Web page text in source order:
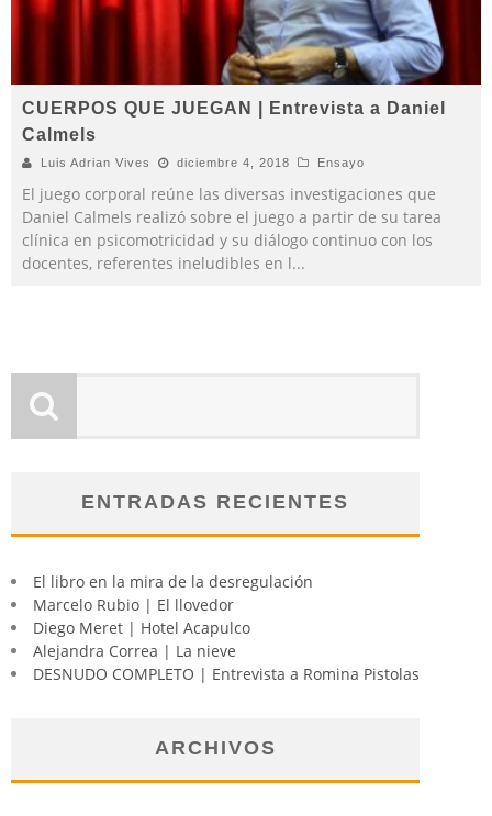
CUERPOS QUE JUEGAN | Entrevista a Daniel
Calmels
Luis Adrian Vives diciembre 4, 2018 Ensayo
El juego corporal reúne las diversas investigaciones que
Daniel Calmels realizó sobre el juego a partir de su tarea
clínica en psicomotricidad y su diálogo continuo con los
docentes, referentes ineludibles en l...
ENTRADAS RECIENTES
El libro en la mira de la desregulación
Marcelo Rubio | El llovedor
Diego Meret | Hotel Acapulco
Alejandra Correa | La nieve
DESNUDO COMPLETO | Entrevista a Romina Pistolas
ARCHIVOS